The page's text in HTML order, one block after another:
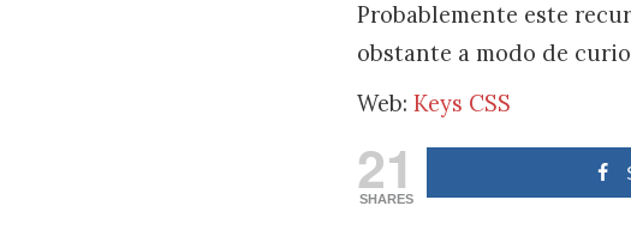
Probablemente este
obstante a modo de
Web: Keys CSS
21
SHARES